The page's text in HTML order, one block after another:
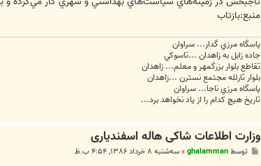
منبع:بازتاب
پاسگاه مرزي گدار... سراوان
جاده زابل به زاهدان ...تاسوکي
تقاطع بلوار بزرگمهر و معلم... زاهدان
بلوار ثارلله مجتمع نسترن ...زاهدان
پاسگاه مرزي ناجا... سراوان
تاريخ هيچ کدام را از ياد نخواهد برد...
وزارت اطلاعات شاکی هاله اسفندياری
توسطghalamman
»سه‌شنبه ۸ خرداد ۱۳۸۶, ۴:۵۴ ب.ظ